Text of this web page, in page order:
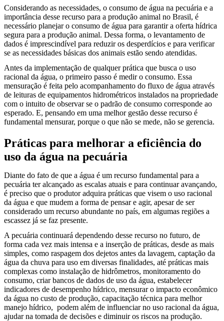
Considerando as necessidades, o consumo de água na pecuária e a
importância desse recurso para a produção animal no Brasil, é
necessário planejar o consumo de água para garantir a oferta hídrica
segura para a produção animal. Dessa forma, o levantamento de
dados é imprescindível para reduzir os desperdícios e para verificar
se as necessidades básicas dos animais estão sendo atendidas.
Antes da implementação de qualquer prática que busca o uso
racional da água, o primeiro passo é medir o consumo. Essa
mensuração é feita pelo acompanhamento do fluxo de água através
de leituras de equipamentos hidrométricos instalados na propriedade
com o intuito de observar se o padrão de consumo corresponde ao
esperado. E, pensando em uma melhor gestão desse recurso é
fundamental mensurar, porque o que não se mede, não se gerencia.
Práticas para melhorar a eficiência do
uso da água na pecuária
Diante do fato de que a água é um recurso fundamental para a
pecuária ter alcançado as escalas atuais e para continuar avançando,
é preciso que o produtor adquira práticas que visem o uso racional
da água e que mudem a forma de pensar e agir, apesar de ser
considerado um recurso abundante no país, em algumas regiões a
escassez já se faz presente.
A pecuária continuará dependendo desse recurso no futuro, de
forma cada vez mais intensa e a inserção de práticas, desde as mais
simples, como raspagem dos dejetos antes da lavagem, captação da
água da chuva para uso em diversas finalidades, até práticas mais
complexas como instalação de hidrômetros, monitoramento do
consumo, criar bancos de dados de uso da água, estabelecer
indicadores de desempenho hídrico, mensurar o impacto econômico
da água no custo de produção, capacitação técnica para melhor
manejo hídrico, podem além de influenciar no uso racional da água,
ajudar na tomada de decisões e diminuir os riscos na produção.